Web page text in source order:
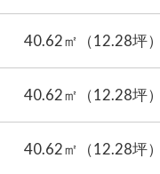
40.62㎡ （12.28坪）
40.62㎡ （12.28坪）
40.62㎡ （12.28坪）